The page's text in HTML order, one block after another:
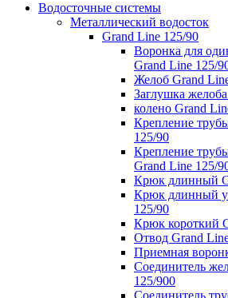
Водосточные системы
Металлический водосток
Grand Line 125/90
Воронка для
Grand Line 125/
Желоб Grand
Заглушка
колено Grand
Крепление
125/90
Крепление
Grand Line 125/
Крюк длинный
Крюк длинный
125/90
Крюк короткий
Отвод Grand
Приемная
Соединитель
125/900
Соединитель